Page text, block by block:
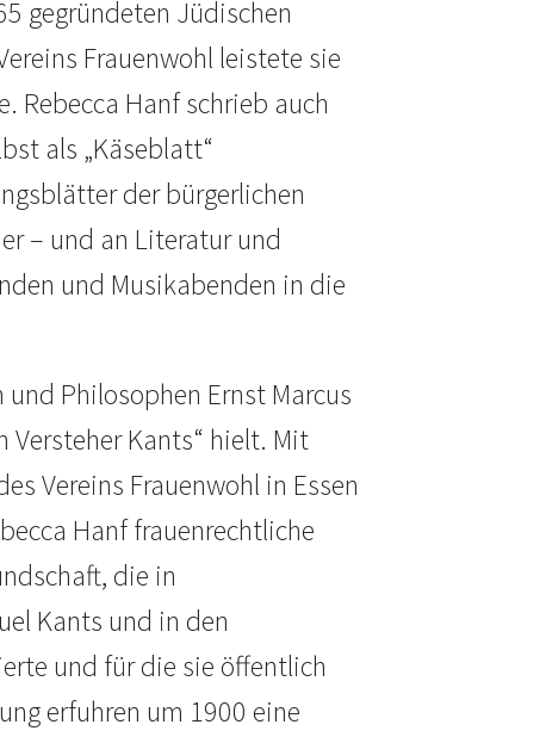
gegründeten Jüdischen
Frauenwohl leistete sie
Rebecca Hanf schrieb auch
als „Käseblatt“
der bürgerlichen
– und an Literatur und
und Musikabenden in die
Philosophen Ernst Marcus
Versteher Kants“ hielt. Mit
Vereins Frauenwohl in Essen
Hanf frauenrechtliche
die in
Kants und in den
und für die sie öffentlich
erfuhren um 1900 eine